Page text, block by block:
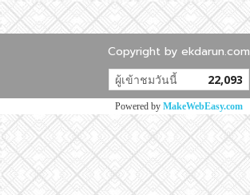
Copyright by ekdarun.com
ผู้เข้าชมวันนี้ 22,093
Powered by MakeWebEasy.com